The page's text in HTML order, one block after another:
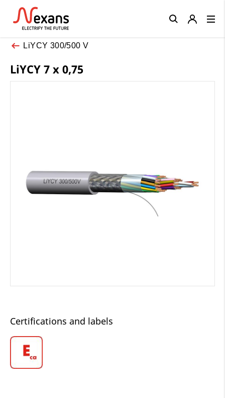
LiYCY 300/500 V
LiYCY 7 x 0,75
Certifications and labels
Close